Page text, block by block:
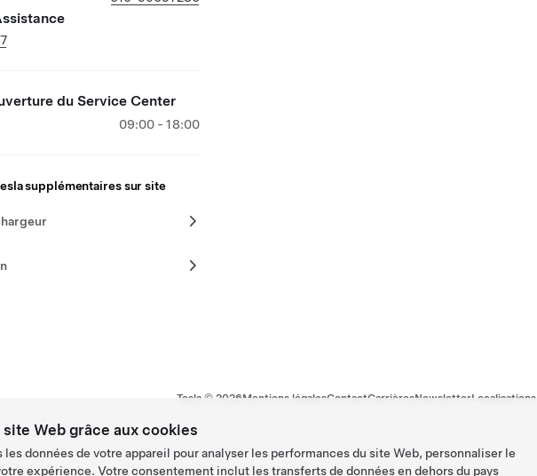
du Service Center
09:00 - 18:00
supplémentaires sur site
Tesla © 2026Mentions légalesContactCarrièresNewsletterLocalisations
Web grâce aux cookies
données de votre appareil pour analyser les performances du site Web, personnaliser le
expérience. Votre consentement inclut les transferts de données en dehors du pays